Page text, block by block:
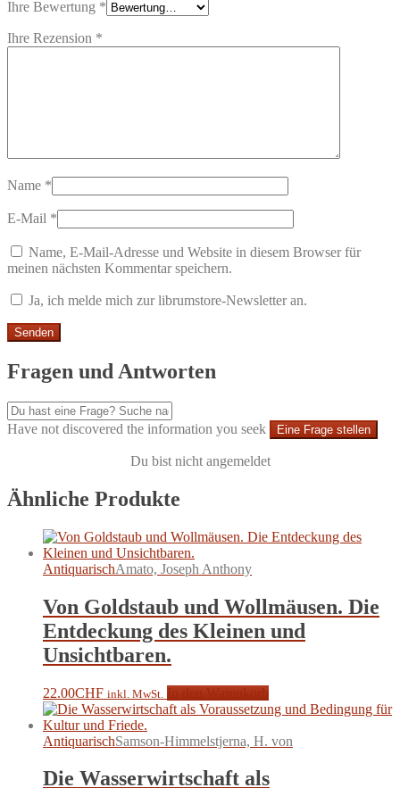
Ihre Bewertung *
Ihre Rezension *
Name *
E-Mail *
Name, E-Mail-Adresse und Website in diesem Browser für
meinen nächsten Kommentar speichern.
Ja, ich melde mich zur librumstore-Newsletter an.
Fragen und Antworten
Have not discovered the information you seek Eine Frage stellen
Du bist nicht angemeldet
Ähnliche Produkte
AntiquarischAmato, Joseph Anthony
Von Goldstaub und Wollmäusen. Die
Entdeckung des Kleinen und
Unsichtbaren.
22.00CHF inkl. MwSt.
AntiquarischSamson-Himmelstjerna, H. von
Die Wasserwirtschaft als